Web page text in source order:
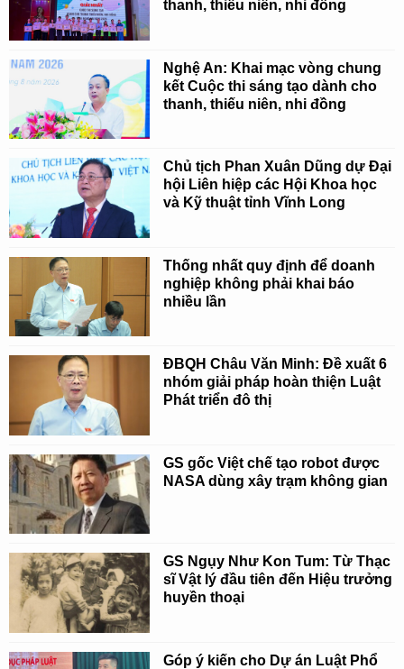
thanh, thiếu niên, nhi đồng
Nghệ An: Khai mạc vòng chung
kết Cuộc thi sáng tạo dành cho
thanh, thiếu niên, nhi đồng
Chủ tịch Phan Xuân Dũng dự Đại
hội Liên hiệp các Hội Khoa học
và Kỹ thuật tỉnh Vĩnh Long
Thống nhất quy định để doanh
nghiệp không phải khai báo
nhiều lần
ĐBQH Châu Văn Minh: Đề xuất 6
nhóm giải pháp hoàn thiện Luật
Phát triển đô thị
GS gốc Việt chế tạo robot được
NASA dùng xây trạm không gian
GS Ngụy Như Kon Tum: Từ Thạc
sĩ Vật lý đầu tiên đến Hiệu trưởng
huyền thoại
Góp ý kiến cho Dự án Luật Phổ